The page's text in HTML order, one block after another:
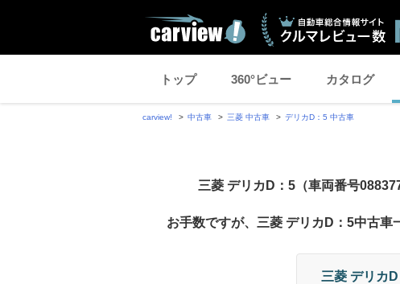
トップ 360°ビュー カタログ
carview! 中古車 三菱 中古車 デリカD：5 中古車
三菱 デリカD：5（車両番号
お手数ですが、三菱 デリカD：5中古車
三菱 デリカ